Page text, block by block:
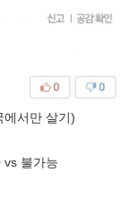
에서만 살기)
vs 불가능